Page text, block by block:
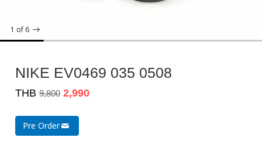
1 of 6
NIKE EV0469 035 0508
THB 9,800 2,990
Pre Order